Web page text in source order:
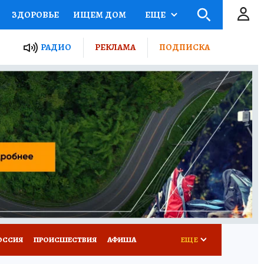
ЗДОРОВЬЕ ИЩЕМ ДОМ
ПРОЕКТЫ РОССИИ
ПУТЕВОДИТЕЛЬ
ТУРИЗМ
ПОТРЕБИТЕЛЯ ВСЕ О КП
ЕЩЕ
РАДИО РЕКЛАМА ПОДПИСКА
ПРОИСШЕСТВИЯ АФИША ЕЩЕ